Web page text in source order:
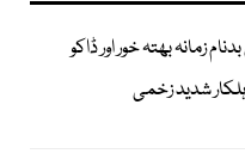
زمانہ بھتہ خور اور ڈاکو
شدید زخمی